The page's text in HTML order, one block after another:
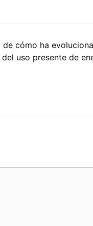
cómo ha
uso presente de